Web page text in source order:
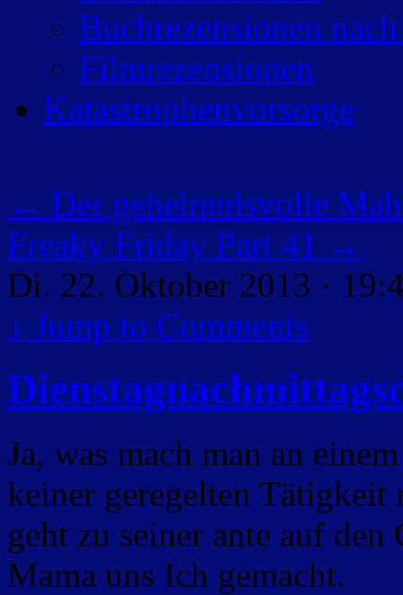
Buchrezensionen
Filmrezensionen
Katastrophenvorsorge
← Der geheimnisvolle
Freaky Friday Part 41 →
Di. 22. Oktober 2013 ·
↓ Jump to Comments
Ja, was mach man an
keiner geregelten Tätigkeit
geht zu seiner ante auf den
Mama uns Ich gemacht.